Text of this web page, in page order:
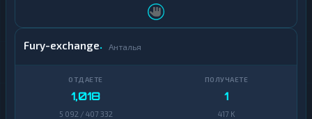
Fury-exchange Анталья
1,018
5 092 / 407 332
1
417 K